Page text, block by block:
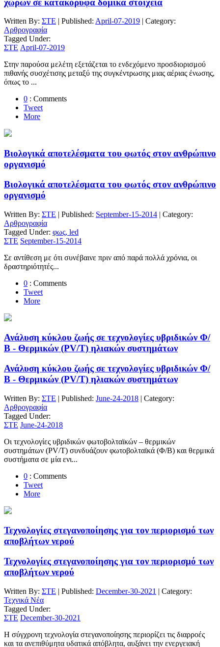
χώρων σε κατακόρυφα δομικά στοιχεία
Written By: ΣΤΕ | Published: April-07-2019 | Category:
Αρθρογραφία
Tagged Under:
ΣΤΕ April-07-2019
Στην παρούσα μελέτη εξετάζεται το ενδεχόμενο προσδιορισμού
πιθανής συσχέτισης μεταξύ της συγκέντρωσης μιας αέριας ένωσης,
όπως το ...
0 : Comments
Tweet
More
Βιολογικά αποτελέσματα του φωτός στον ανθρώπινο
οργανισμό
Βιολογικά αποτελέσματα του φωτός στον ανθρώπινο
οργανισμό
Written By: ΣΤΕ | Published: September-15-2014 | Category:
Αρθρογραφία
Tagged Under: φως, led
ΣΤΕ September-15-2014
Σε αντίθεση με ότι συνέβαινε πριν από παρά πολλά χρόνια, οι
δραστηριότητές...
0 : Comments
Tweet
More
Ανάλυση κύκλου ζωής σε τεχνολογίες υβριδικών Φ/
Β - Θερμικών (PV/T) ηλιακών συστημάτων
Ανάλυση κύκλου ζωής σε τεχνολογίες υβριδικών Φ/
Β - Θερμικών (PV/T) ηλιακών συστημάτων
Written By: ΣΤΕ | Published: June-24-2018 | Category:
Αρθρογραφία
Tagged Under:
ΣΤΕ June-24-2018
Οι τεχνολογίες υβριδικών φωτοβολταϊκών – θερμικών
συστημάτων (PV/T) συνδυάζουν φωτοβολταϊκά (Φ/Β) και θερμικά
συστήματα σε μία ενι...
0 : Comments
Tweet
More
Τεχνολογίες στεγανοποίησης για τον περιορισμό των
αποβλήτων νερού
Τεχνολογίες στεγανοποίησης για τον περιορισμό των
αποβλήτων νερού
Written By: ΣΤΕ | Published: December-30-2021 | Category:
Τεχνικά Νέα
Tagged Under:
ΣΤΕ December-30-2021
Η σύγχρονη τεχνολογία στεγανοποίησης περιορίζει τις διαρροές
και τα ανεπιθύμητα υδατικά απόβλητα, αυξάνει την ενεργειακή